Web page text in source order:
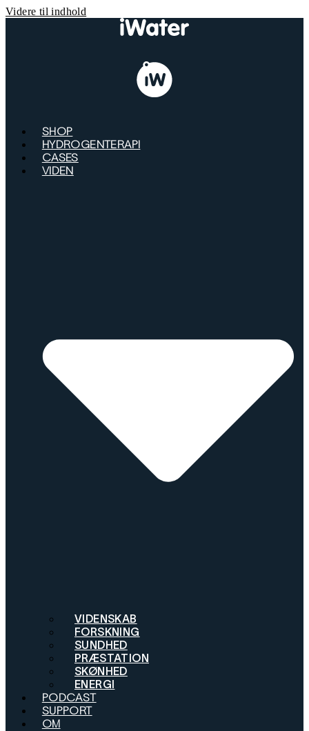
Videre til indhold
SHOP
HYDROGENTERAPI
CASES
VIDEN
VIDENSKAB
FORSKNING
SUNDHED
PRÆSTATION
SKØNHED
ENERGI
PODCAST
SUPPORT
OM